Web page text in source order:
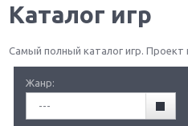
Каталог игр
Самый полный каталог игр. Проект
Жанр:
---